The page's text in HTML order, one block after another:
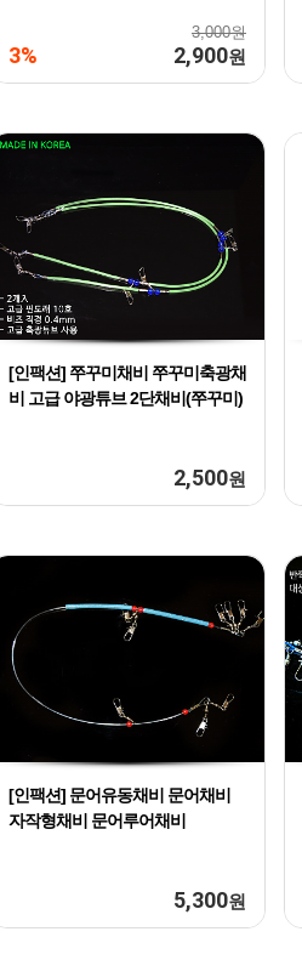
3,000원
3% 2,900원
[인팩션] 쭈꾸미채비 쭈꾸미축광채
비 고급 야광튜브 2단채비(쭈꾸미)
2,500원
[인팩션] 문어유동채비 문어채비
자작형채비 문어루어채비
5,300원